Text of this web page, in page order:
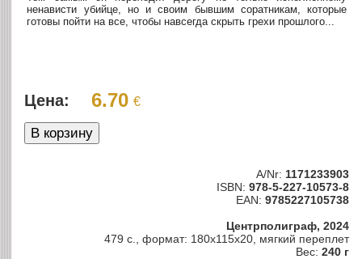
ненависти убийце, но и своим бывшим соратникам, которые
готовы пойти на все, чтобы навсегда скрыть грехи прошлого...
Цена: 6.70 €
A/Nr: 1171233903
ISBN: 978-5-227-10573-8
EAN: 9785227105738
Центрполиграф, 2024
479 с., формат: 180x115x20, мягкий переплет
Вес: 240 г